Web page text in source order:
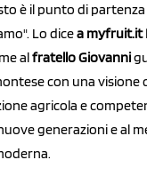
è il punto di
Lo dicea myfruit.it
alfratello Giovanni
con una visione
agricola e
generazioni e al